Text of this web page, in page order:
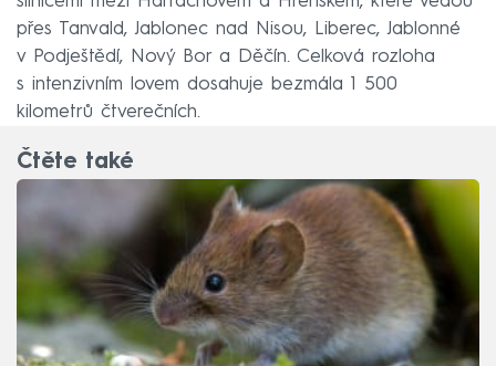
přes Tanvald, Jablonec nad Nisou, Liberec, Jablonné
v Podještědí, Nový Bor a Děčín. Celková rozloha
s intenzivním lovem dosahuje bezmála 1 500
kilometrů čtverečních.
Čtěte také